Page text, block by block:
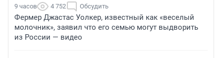
9 часов 4 752 Обсудить
Фермер Джастас Уолкер, известный как «веселый
молочник», заявил что его семью могут выдворить
из России — видео